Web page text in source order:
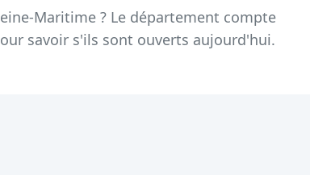
Maritime ? Le département compte
savoir s'ils sont ouverts aujourd'hui.